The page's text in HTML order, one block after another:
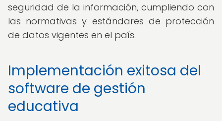
seguridad de la información, cumpliendo con
las normativas y estándares de protección
de datos vigentes en el país.
Implementación exitosa del
software de gestión
educativa